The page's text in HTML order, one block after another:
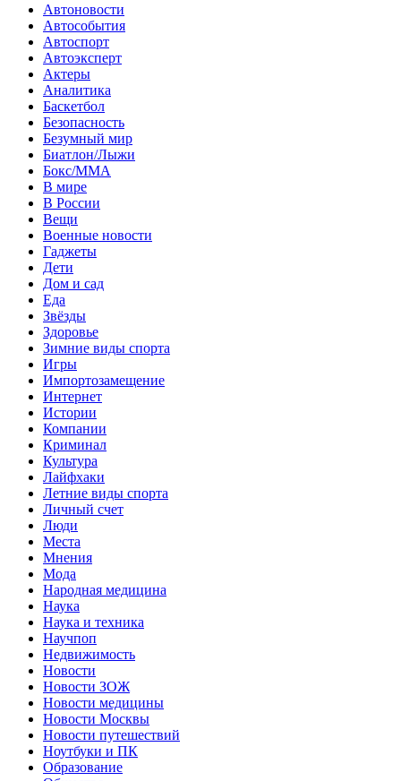
Автоновости
Автособытия
Автоспорт
Автоэксперт
Актеры
Аналитика
Баскетбол
Безопасность
Безумный мир
Биатлон/Лыжи
Бокс/MMA
В мире
В России
Вещи
Военные новости
Гаджеты
Дети
Дом и сад
Еда
Звёзды
Здоровье
Зимние виды спорта
Игры
Импортозамещение
Интернет
Истории
Компании
Криминал
Культура
Лайфхаки
Летние виды спорта
Личный счет
Люди
Места
Мнения
Мода
Народная медицина
Наука
Наука и техника
Научпоп
Недвижимость
Новости
Новости ЗОЖ
Новости медицины
Новости Москвы
Новости путешествий
Ноутбуки и ПК
Образование